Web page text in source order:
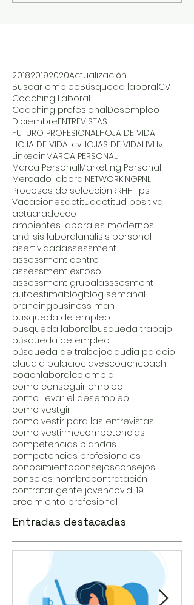
201820192020Actualización
Buscar empleoBúsqueda laboralCV
Coaching Laboral
Coaching profesionalDesempleo
DiciembreENTREVISTAS
FUTURO PROFESIONALHOJA DE VIDA
HOJA DE VIDA; cvHOJAS DE VIDAHVHv
LinkedinMARCA PERSONAL
Marca PersonalMarketing Personal
Mercado laboralNETWORKINGPNL
Procesos de selecciónRRHHTips
Vacacionesactitudactitud positiva
actuaradecco
ambientes laborales modernos
análisis laboralanálisis personal
asertividadassessment
assessment centre
assessment exitoso
assessment grupalasssesment
autoestimablogblog semanal
brandingbusiness man
busqueda de empleo
busqueda laboralbusqueda trabajo
búsqueda de empleo
búsqueda de trabajoclaudia palacio
claudia palacioclavescoachcoach
coachlaboralcolombia
como conseguir empleo
como llevar el desempleo
como vestgir
como vestir para las entrevistas
como vestirmecompetencias
competencias blandas
competencias profesionales
conocimientoconsejosconsejos
consejos hombrecontratación
contratar gente jovencovid-19
crecimiento profesional
Entradas destacadas